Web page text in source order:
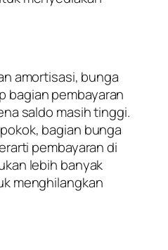
amortisasi, bunga
bagian pembayaran
saldo masih tinggi.
bagian bunga
pembayaran di
lebih banyak
menghilangkan